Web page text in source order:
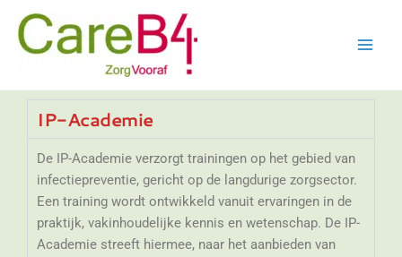
naar
IP-Academie
De IP-Academie verzorgt trainingen op het gebied van
infectiepreventie, gericht op de langdurige zorgsector.
Een training wordt ontwikkeld vanuit ervaringen in de
praktijk, vakinhoudelijke kennis en wetenschap. De IP-
Academie streeft hiermee, naar het aanbieden van